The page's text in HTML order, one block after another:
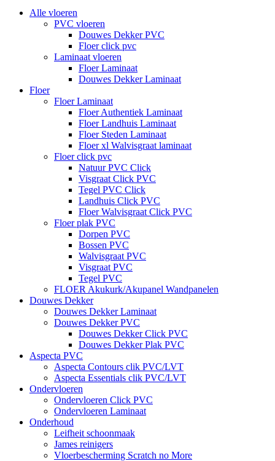
Alle vloeren
PVC vloeren
Douwes Dekker PVC
Floer click pvc
Laminaat vloeren
Floer Laminaat
Douwes Dekker Laminaat
Floer
Floer Laminaat
Floer Authentiek Laminaat
Floer Landhuis Laminaat
Floer Steden Laminaat
Floer xl Walvisgraat laminaat
Floer click pvc
Natuur PVC Click
Visgraat Click PVC
Tegel PVC Click
Landhuis Click PVC
Floer Walvisgraat Click PVC
Floer plak PVC
Dorpen PVC
Bossen PVC
Walvisgraat PVC
Visgraat PVC
Tegel PVC
FLOER Akukurk/Akupanel Wandpanelen
Douwes Dekker
Douwes Dekker Laminaat
Douwes Dekker PVC
Douwes Dekker Click PVC
Douwes Dekker Plak PVC
Aspecta PVC
Aspecta Contours clik PVC/LVT
Aspecta Essentials clik PVC/LVT
Ondervloeren
Ondervloeren Click PVC
Ondervloeren Laminaat
Onderhoud
Leifheit schoonmaak
James reinigers
Vloerbescherming Scratch no More